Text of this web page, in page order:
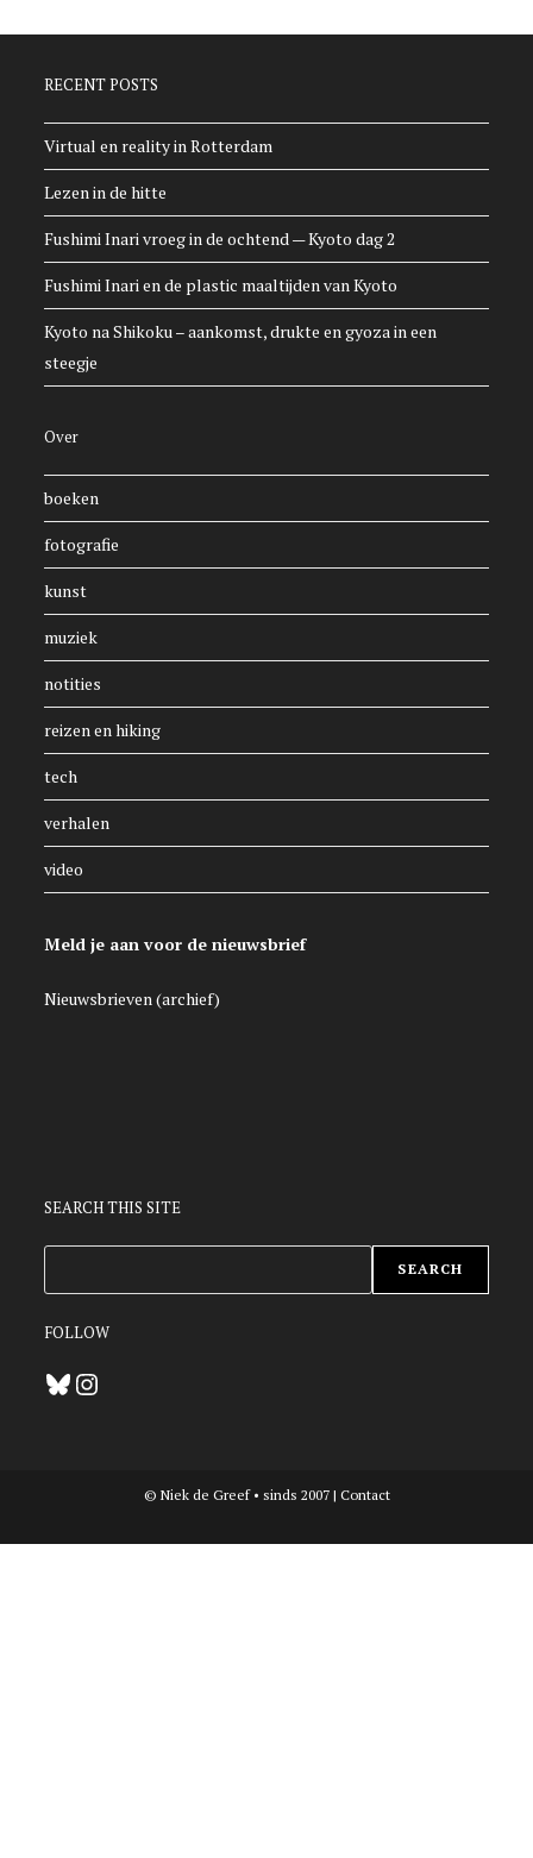
RECENT POSTS
Virtual en reality in Rotterdam
Lezen in de hitte
Fushimi Inari vroeg in de ochtend — Kyoto dag 2
Fushimi Inari en de plastic maaltijden van Kyoto
Kyoto na Shikoku – aankomst, drukte en gyoza in een
steegje
Over
boeken
fotografie
kunst
muziek
notities
reizen en hiking
tech
verhalen
video
Meld je aan voor de nieuwsbrief
Nieuwsbrieven (archief)
SEARCH THIS SITE
SEARCH
FOLLOW
BlueskyInstagram
© Niek de Greef • sinds 2007 | Contact